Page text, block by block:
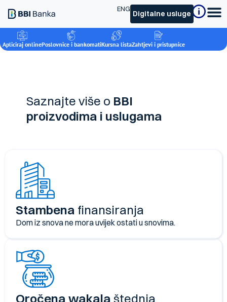
Digitalne usluge
ENG
Saznajte više o BBI
proizvodima i uslugama
Stambena finansiranja
Dom iz snova ne mora uvijek ostati u snovima.
Oročena wakala štednja
Apliciraj onlinePoslovnice i bankomatiKursna listaZahtjevi i pristupnice